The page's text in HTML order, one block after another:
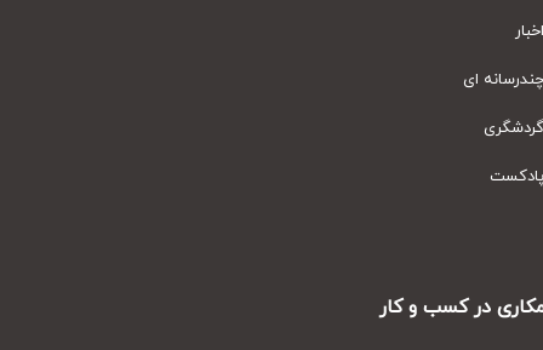
ای
در کسب و کار